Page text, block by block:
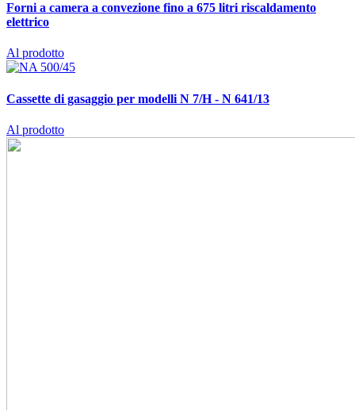
Forni a camera a convezione fino a 675 litri riscaldamento
elettrico
Al prodotto
Cassette di gasaggio per modelli N 7/H - N 641/13
Al prodotto